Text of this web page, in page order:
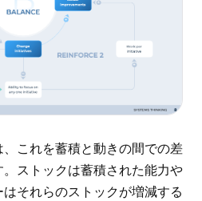
、これを蓄積と動きの間での差
ストックは蓄積された能力や
それらのストックが増減する